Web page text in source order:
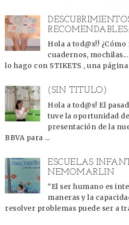
Hola a tod@s!!
cuadernos,
lo hago con STIKETS , una página
(SIN TÍTULO)
Hola a tod@s! El
tuve la oportunidad
presentación de la
BBVA para ...
ESCUELAS
NEMOMARLIN
“El ser humano es
maneras y la
resolver problemas puede ser a